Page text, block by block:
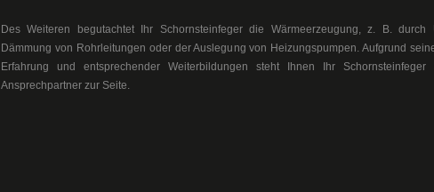
Des Weiteren begutachtet Ihr Schornsteinfeger die Wärmeerzeugung, z. B. durch
Dämmung von Rohrleitungen oder der Auslegung von Heizungspumpen. Aufgrund
Erfahrung und entsprechender Weiterbildungen steht Ihnen Ihr Schornsteinfeger
Ansprechpartner zur Seite.